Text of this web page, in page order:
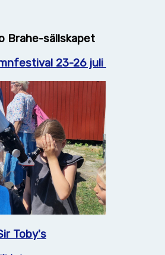
Brahe-sällskapet
23-26 juli
Toby's